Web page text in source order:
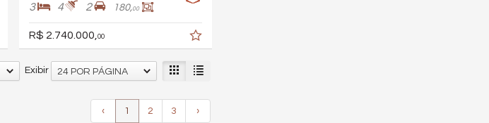
3 4 2 180,00
R$ 2.740.000,00
Exibir 24 POR PÁGINA
‹ 1 2 3 ›